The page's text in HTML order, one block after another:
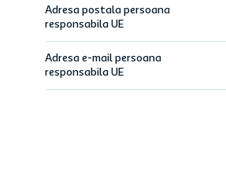
Adresa postala persoana
responsabila UE
Adresa e-mail persoana
responsabila UE